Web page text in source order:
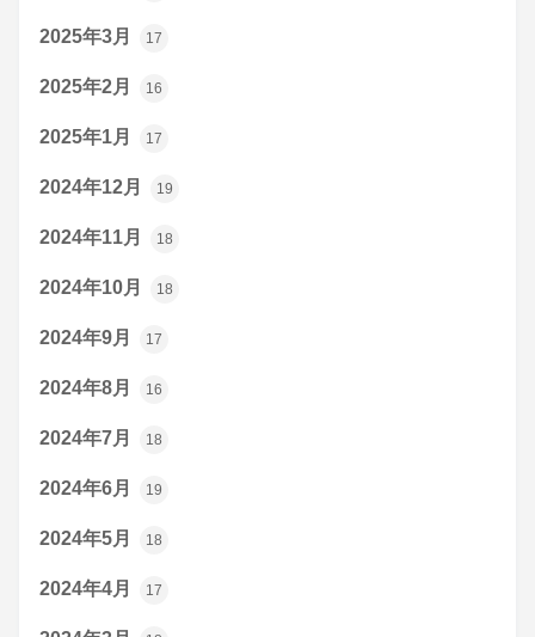
2025年3月 17
2025年2月 16
2025年1月 17
2024年12月 19
2024年11月 18
2024年10月 18
2024年9月 17
2024年8月 16
2024年7月 18
2024年6月 19
2024年5月 18
2024年4月 17